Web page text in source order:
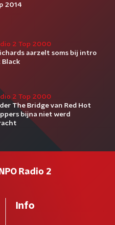
2014
2 Top 2000
aarzelt soms bij intro
Black
2 Top 2000
The Bridge van Red Hot
bijna niet werd
Radio 2
Info